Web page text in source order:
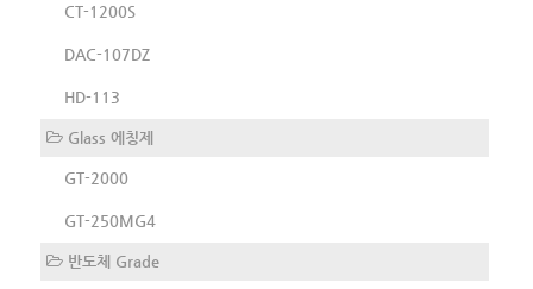
CT-1200S
DAC-107DZ
HD-113
Glass 에칭제
GT-2000
GT-250MG4
반도체 Grade